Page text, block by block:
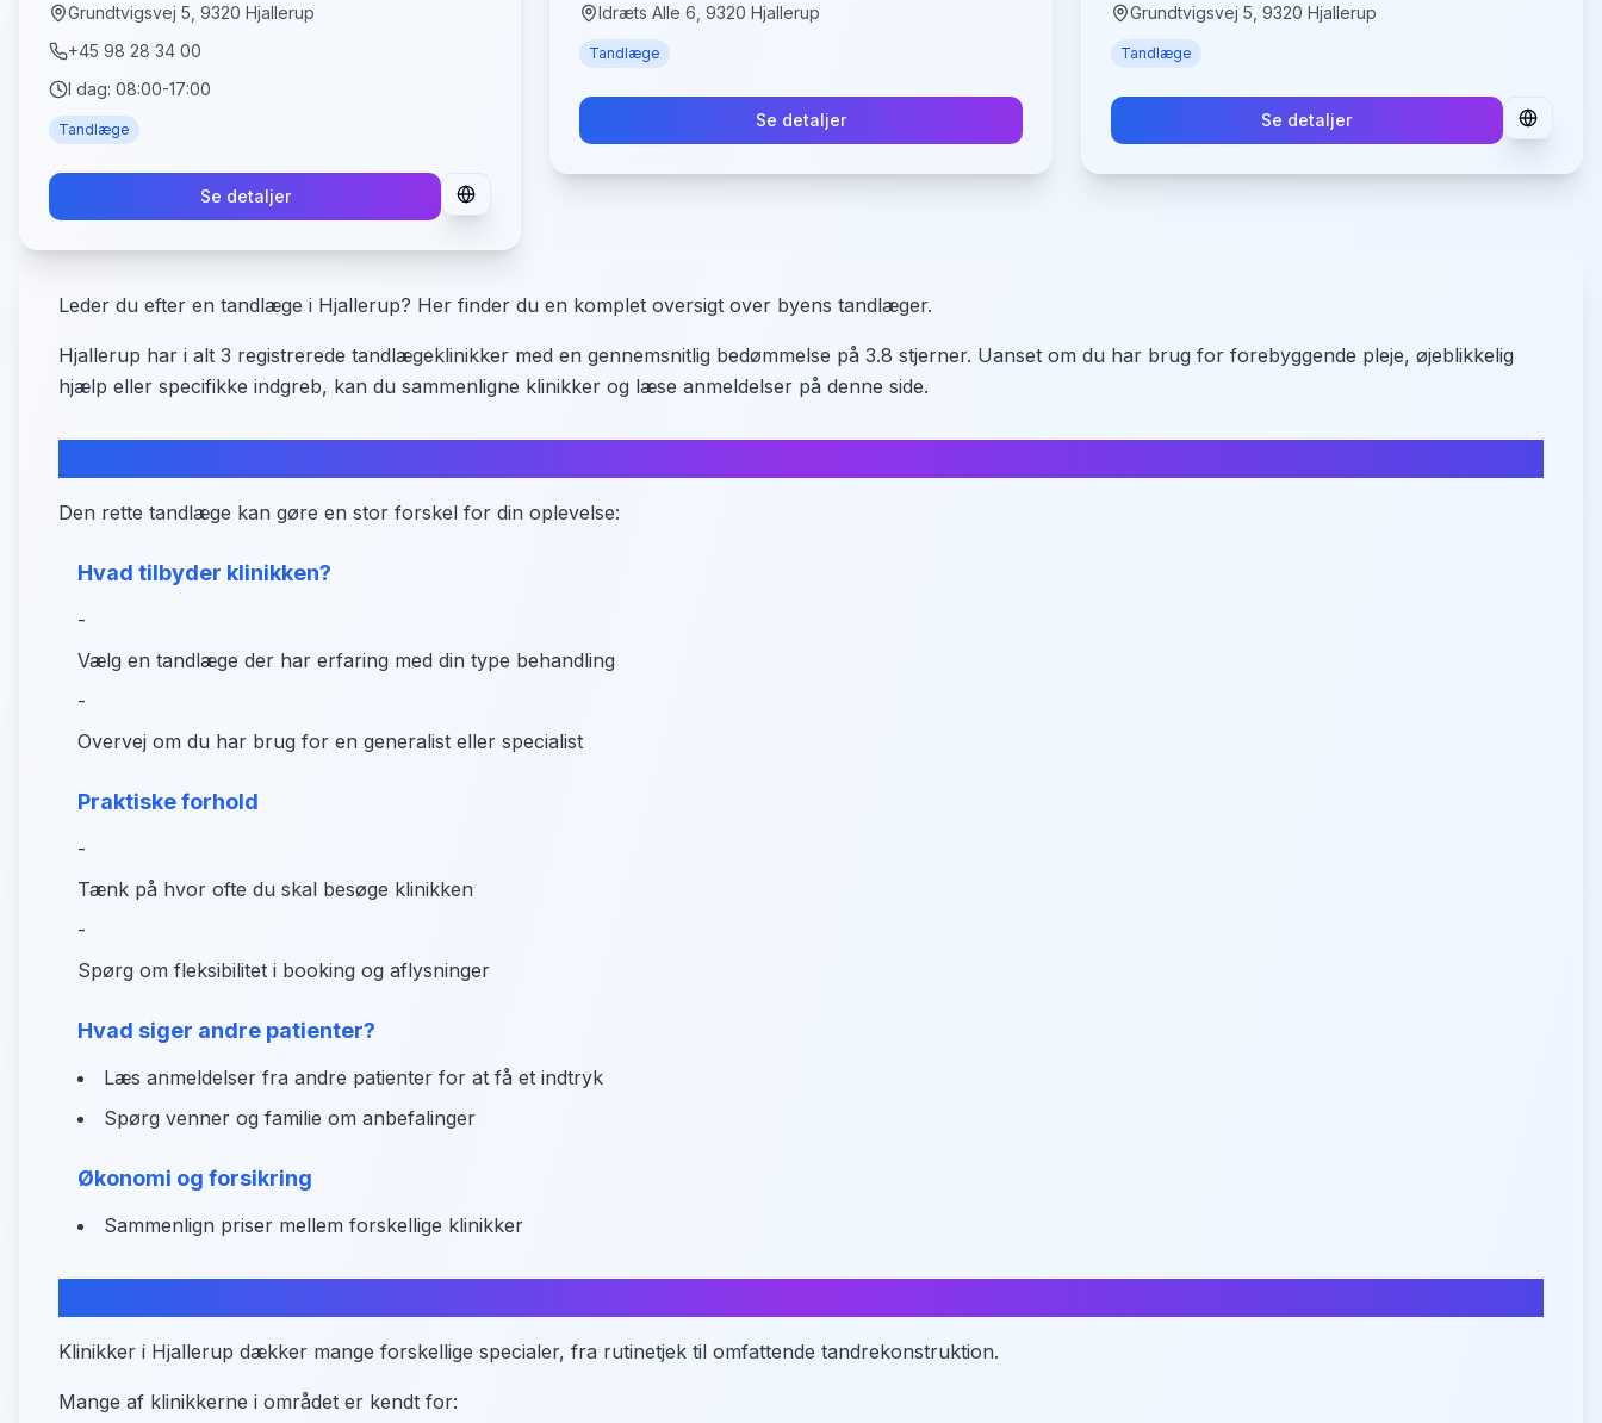
Grundtvigsvej 5, 9320 Hjallerup
+45 98 28 34 00
I dag: 08:00-17:00
Tandlæge
Se detaljer
Idræts Alle 6, 9320 Hjallerup
Tandlæge
Se detaljer
Grundtvigsvej 5, 9320 Hjallerup
Tandlæge
Se detaljer
Leder du efter en tandlæge i Hjallerup? Her finder du en komplet oversigt over byens tandlæger.
Hjallerup har i alt 3 registrerede tandlægeklinikker med en gennemsnitlig bedømmelse på 3.8 stjerner. Uanset om du har brug for forebyggende pleje, øjeblikkelig
hjælp eller specifikke indgreb, kan du sammenligne klinikker og læse anmeldelser på denne side.
Den rette tandlæge kan gøre en stor forskel for din oplevelse:
Hvad tilbyder klinikken?
-
Vælg en tandlæge der har erfaring med din type behandling
-
Overvej om du har brug for en generalist eller specialist
Praktiske forhold
-
Tænk på hvor ofte du skal besøge klinikken
-
Spørg om fleksibilitet i booking og aflysninger
Hvad siger andre patienter?
Læs anmeldelser fra andre patienter for at få et indtryk
Spørg venner og familie om anbefalinger
Økonomi og forsikring
Sammenlign priser mellem forskellige klinikker
Klinikker i Hjallerup dækker mange forskellige specialer, fra rutinetjek til omfattende tandrekonstruktion.
Mange af klinikkerne i området er kendt for: